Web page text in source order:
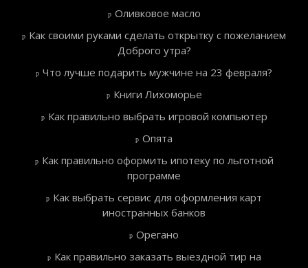
Оливковое масло
Как своими руками сделать открытку с пожеланием
Доброго утра?
Что лучше подарить мужчине на 23 февраля?
Книги Лихоморье
Как правильно выбрать игровой компьютер
Опята
Как правильно оформить ипотеку по льготной
программе
Как выбрать сервис для оформления карт
иностранных банков
Орегано
Как правильно заказать выездной тир на